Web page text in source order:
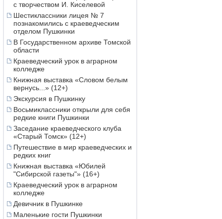
с творчеством И. Киселевой
Шестиклассники лицея № 7
познакомились с краеведческим
отделом Пушкинки
В Государственном архиве Томской
области
Краеведческий урок в аграрном
колледже
Книжная выставка «Словом белым
вернусь...» (12+)
Экскурсия в Пушкинку
Восьмиклассники открыли для себя
редкие книги Пушкинки
Заседание краеведческого клуба
«Старый Томск» (12+)
Путешествие в мир краеведческих и
редких книг
Книжная выставка «Юбилей
"Сибирской газеты"» (16+)
Краеведческий урок в аграрном
колледже
Девичник в Пушкинке
Маленькие гости Пушкинки